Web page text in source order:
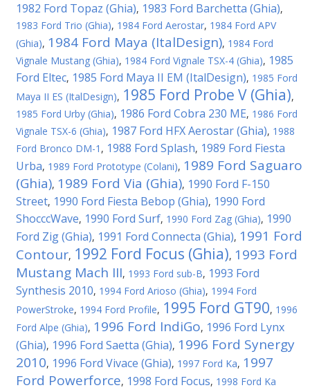
1982 Ford Topaz (Ghia), 1983 Ford Barchetta (Ghia),
1983 Ford Trio (Ghia), 1984 Ford Aerostar, 1984 Ford APV
(Ghia), 1984 Ford Maya (ItalDesign), 1984 Ford
Vignale Mustang (Ghia), 1984 Ford Vignale TSX-4 (Ghia), 1985
Ford Eltec, 1985 Ford Maya II EM (ItalDesign), 1985 Ford
Maya II ES (ItalDesign), 1985 Ford Probe V (Ghia),
1985 Ford Urby (Ghia), 1986 Ford Cobra 230 ME, 1986 Ford
Vignale TSX-6 (Ghia), 1987 Ford HFX Aerostar (Ghia), 1988
Ford Bronco DM-1 , 1988 Ford Splash, 1989 Ford Fiesta
Urba, 1989 Ford Prototype (Colani), 1989 Ford Saguaro
(Ghia), 1989 Ford Via (Ghia), 1990 Ford F-150
Street, 1990 Ford Fiesta Bebop (Ghia), 1990 Ford
ShocccWave, 1990 Ford Surf, 1990 Ford Zag (Ghia), 1990
Ford Zig (Ghia), 1991 Ford Connecta (Ghia), 1991 Ford
Contour, 1992 Ford Focus (Ghia), 1993 Ford
Mustang Mach III, 1993 Ford sub-B, 1993 Ford
Synthesis 2010, 1994 Ford Arioso (Ghia), 1994 Ford
PowerStroke, 1994 Ford Profile, 1995 Ford GT90, 1996
Ford Alpe (Ghia), 1996 Ford IndiGo, 1996 Ford Lynx
(Ghia), 1996 Ford Saetta (Ghia), 1996 Ford Synergy
2010, 1996 Ford Vivace (Ghia), 1997 Ford Ka, 1997
Ford Powerforce, 1998 Ford Focus, 1998 Ford Ka